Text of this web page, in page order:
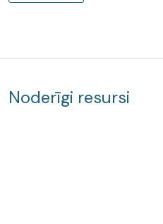
Noderīgi resursi